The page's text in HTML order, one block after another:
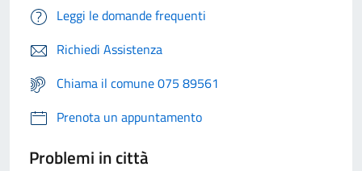
Leggi le domande frequenti
Richiedi Assistenza
Chiama il comune 075 89561
Prenota un appuntamento
Problemi in città